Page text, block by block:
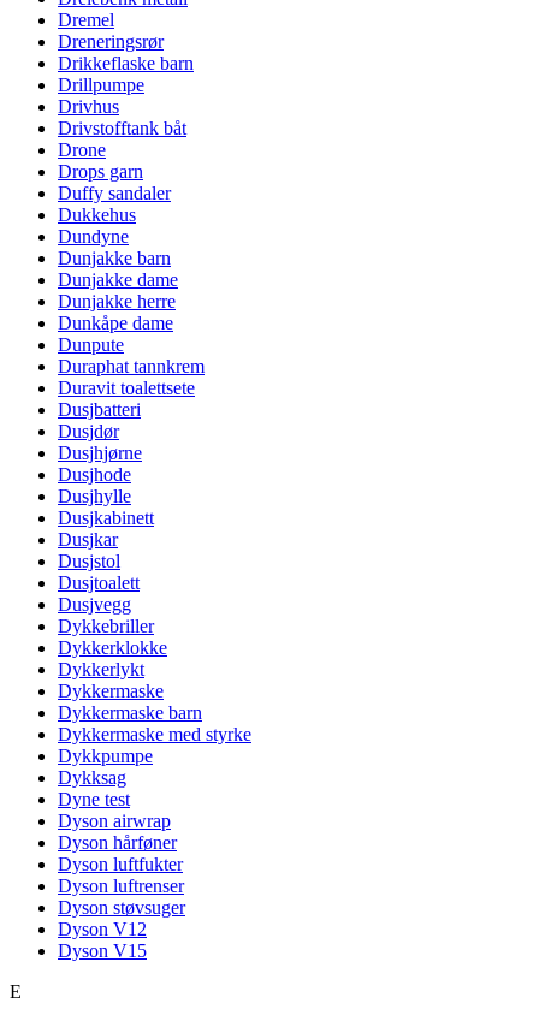
Dremel
Dreneringsrør
Drikkeflaske barn
Drillpumpe
Drivhus
Drivstofftank båt
Drone
Drops garn
Duffy sandaler
Dukkehus
Dundyne
Dunjakke barn
Dunjakke dame
Dunjakke herre
Dunkåpe dame
Dunpute
Duraphat tannkrem
Duravit toalettsete
Dusjbatteri
Dusjdør
Dusjhjørne
Dusjhode
Dusjhylle
Dusjkabinett
Dusjkar
Dusjstol
Dusjtoalett
Dusjvegg
Dykkebriller
Dykkerklokke
Dykkerlykt
Dykkermaske
Dykkermaske barn
Dykkermaske med styrke
Dykkpumpe
Dykksag
Dyne test
Dyson airwrap
Dyson hårføner
Dyson luftfukter
Dyson luftrenser
Dyson støvsuger
Dyson V12
Dyson V15
E